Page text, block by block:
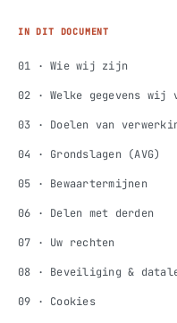
IN DIT DOCUMENT
01 · Wie wij zijn
02 · Welke gegevens wij
03 · Doelen van
04 · Grondslagen (AVG)
05 · Bewaartermijnen
06 · Delen met derden
07 · Uw rechten
08 · Beveiliging &
09 · Cookies